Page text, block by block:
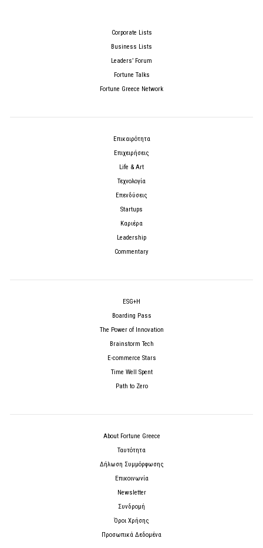
Corporate Lists
Business Lists
Leaders’ Forum
Fortune Talks
Fortune Greece Network
Επικαιρότητα
Επιχειρήσεις
Life & Art
Τεχνολογία
Επενδύσεις
Startups
Καριέρα
Leadership
Commentary
ESG+H
Boarding Pass
The Power of Innovation
Brainstorm Tech
E-commerce Stars
Time Well Spent
Path to Zero
About Fortune Greece
Ταυτότητα
Δήλωση Συμμόρφωσης
Επικοινωνία
Newsletter
Συνδρομή
Όροι Χρήσης
Προσωπικά Δεδομένα